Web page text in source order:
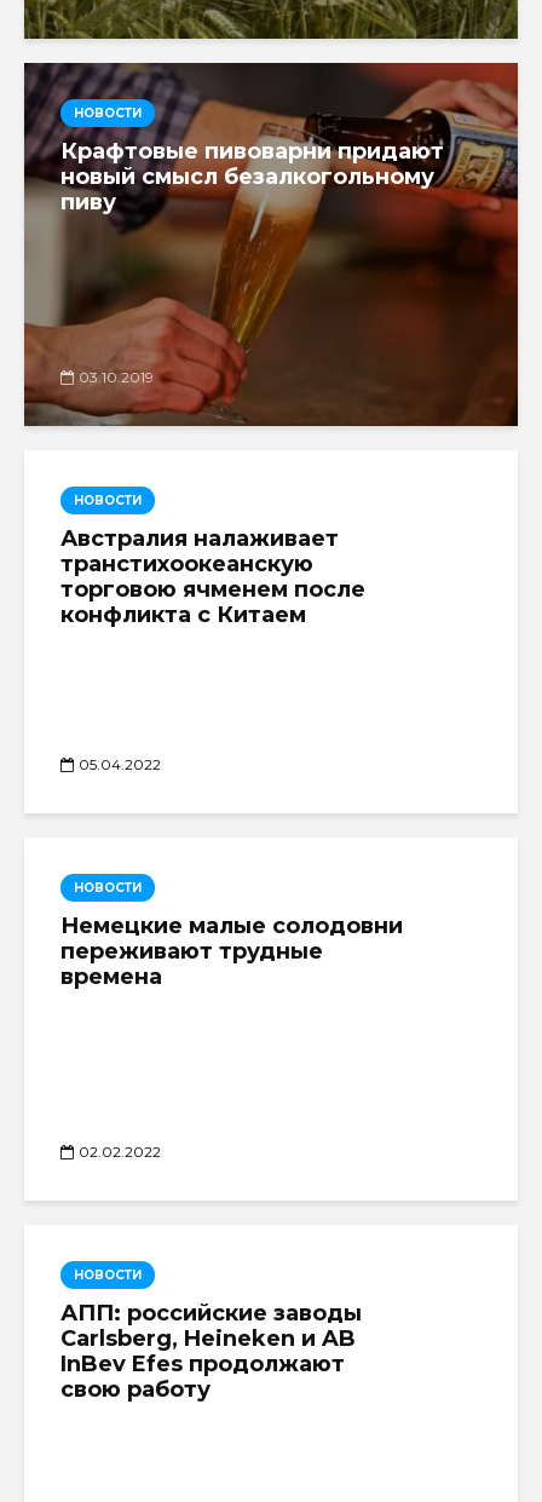
НОВОСТИ
Крафтовые пивоварни придают
новый смысл безалкогольному
пиву
03.10.2019
НОВОСТИ
Австралия налаживает
транстихоокеанскую
торговою ячменем после
конфликта с Китаем
05.04.2022
НОВОСТИ
Немецкие малые солодовни
переживают трудные
времена
02.02.2022
НОВОСТИ
АПП: российские заводы
Carlsberg, Heineken и AB
InBev Efes продолжают
свою работу